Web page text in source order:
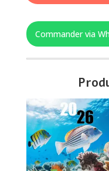
Commander via